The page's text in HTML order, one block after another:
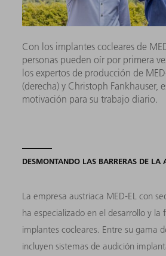
Con los implantes cocleares de
personas pueden oír por primera
los expertos de producción de
(derecha) y Christoph Fankhauser,
motivación para su trabajo diario.
DESMONTANDO LAS BARRERAS DE LA
La empresa austriaca MED-EL con
ha especializado en el desarrollo y la
implantes cocleares. Entre su gama
incluyen sistemas de audición